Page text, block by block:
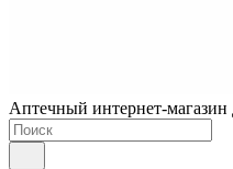
Аптечный интернет-магазин